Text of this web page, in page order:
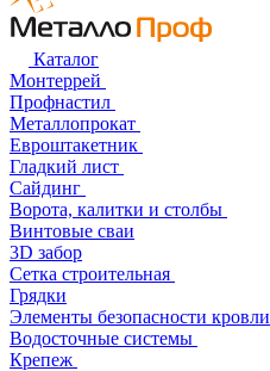
Каталог
Монтеррей
Профнастил
Металлопрокат
Евроштакетник
Гладкий лист
Сайдинг
Ворота, калитки и столбы
Винтовые сваи
3D забор
Сетка строительная
Грядки
Элементы безопасности кровли
Водосточные системы
Крепеж